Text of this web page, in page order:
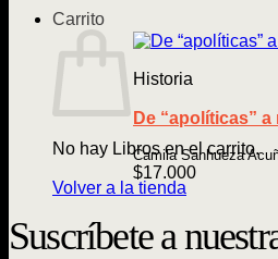
Carrito
No hay Libros en el carrito.
Volver a la tienda
Historia
De “apolíticas”
Camila Sanhueza
$17.000
Suscríbete a